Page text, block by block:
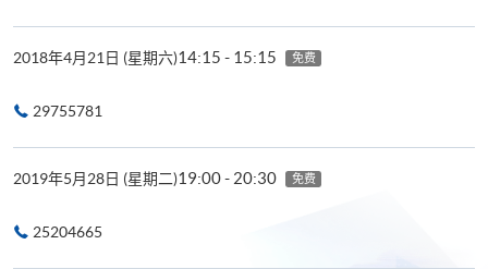
2018年4月21日 (星期六)14:15 - 15:15 免费
29755781
2019年5月28日 (星期二)19:00 - 20:30 免费
25204665